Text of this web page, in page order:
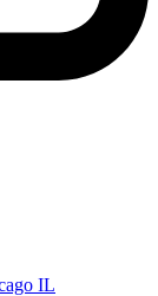
IL